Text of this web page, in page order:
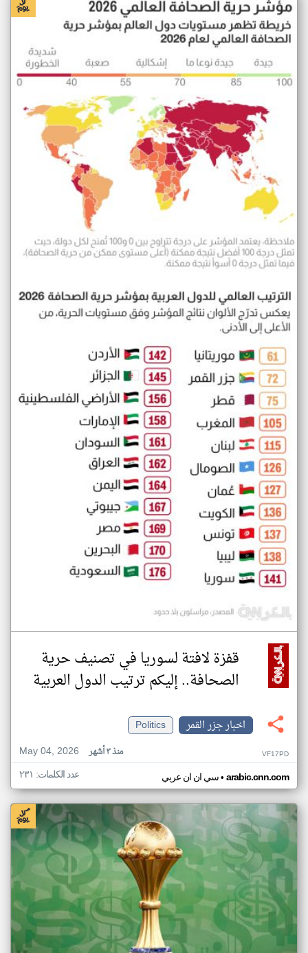
قفزة لافتة لسوريا في تصنيف حرية
الصحافة.. إليكم ترتيب الدول العربية
اخبار جزر القمر
Politics
May 04, 2026
منذ ٣ أشهر VF17PD
سي ان ان عربي• arabic.cnn.com عدد الكلمات: ٢٣١